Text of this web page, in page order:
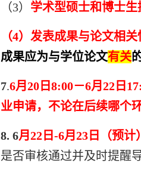
（3） 学术型硕士和博士
（4）发表成果与论文相
成果应为与学位论文有关
7.6月 20 日 8:00－6月 22 日
业申请，不论在后续哪个
8. 6月 22 日 -6月23日（预计）
是否审核通过并及时提醒导